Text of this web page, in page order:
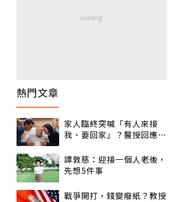
熱門文章
家人臨終突喊「有人來接
我、要回家」？醫授回應方
譚敦慈：迎接一個人老後，
先想5件事
戰爭開打，錢變廢紙？教授